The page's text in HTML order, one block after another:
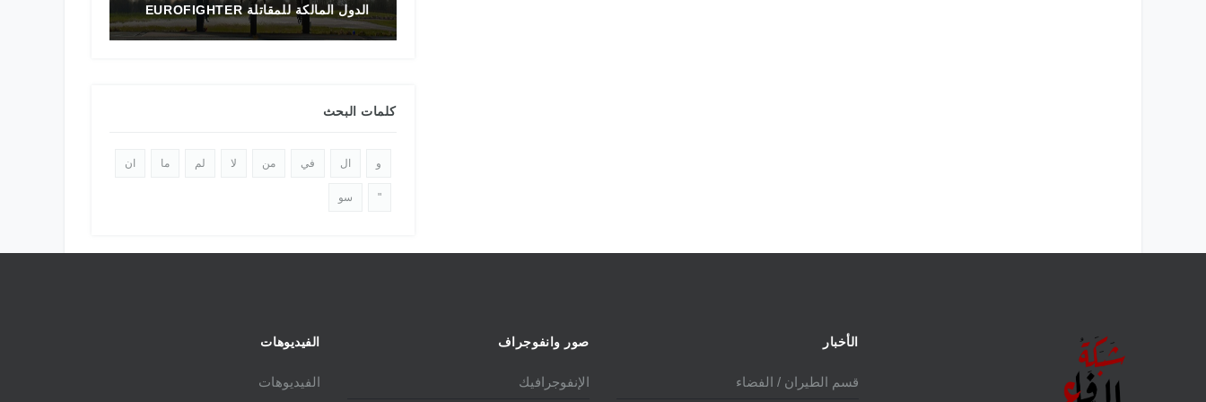
الدول المالكة للمقاتلة EUROFIGHTER
كلمات البحث
و ال في من لا لم ما ان
" سو
الأخبار
قسم الطيران / الفضاء
صور وانفوجراف
الإنفوجرافيك
الفيديوهات
الفيديوهات